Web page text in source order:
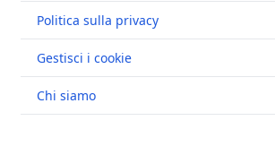
Politica sulla privacy
Gestisci i cookie
Chi siamo